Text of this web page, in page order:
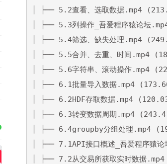
│ ├── 5.2查看、选取数据.mp4
│ ├── 5.3列操作_吾爱程序猿论坛
│ ├── 5.4筛选、缺失处理.mp4
│ ├── 5.5合并、去重、时间.mp4
│ ├── 5.6字符串、滚动操作.mp4
│ ├── 6.1批量导入数据.mp4
│ ├── 6.2HDF存取数据.mp4
│ ├── 6.3转变数据周期.mp4
│ ├── 6.4groupby分组处理.mp4
│ ├── 7.1API接口概述_吾爱程序猿
│ ├── 7.2从交易所获取实时数据